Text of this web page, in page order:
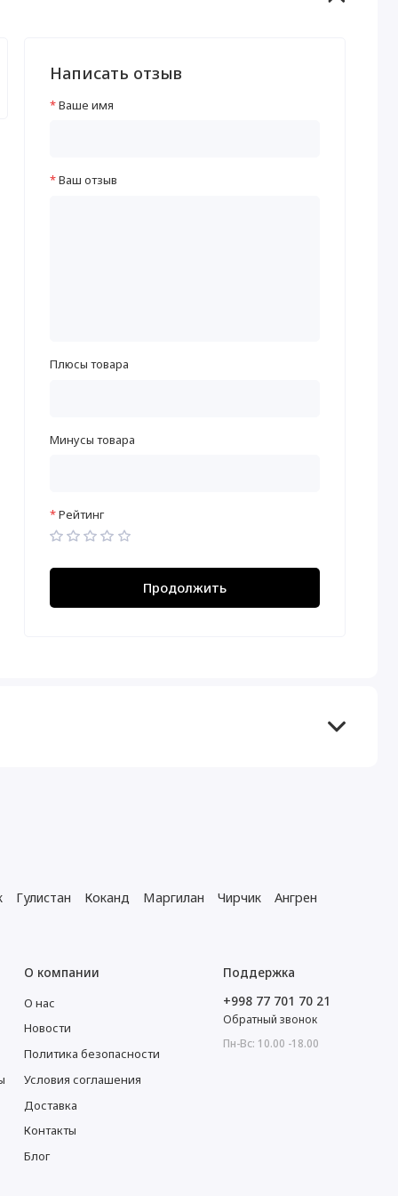
Написать отзыв
Ваше имя
Ваш отзыв
Плюсы товара
Минусы товара
Рейтинг
Продолжить
Гулистан Коканд Маргилан Чирчик
Ангрен
О компании
О нас
Новости
Политика безопасности
Условия соглашения
Доставка
Контакты
Блог
Поддержка
+998 77 701 70 21
Обратный звонок
Пн-Вс: 10.00 -18.00